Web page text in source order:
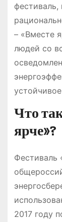
– «Вместе
людей со
Что
ярче»?
Фестиваль
2017 году